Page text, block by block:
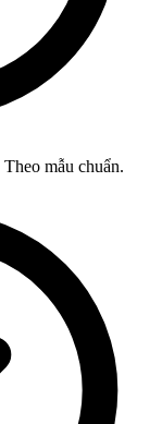
Theo mẫu chuẩn.